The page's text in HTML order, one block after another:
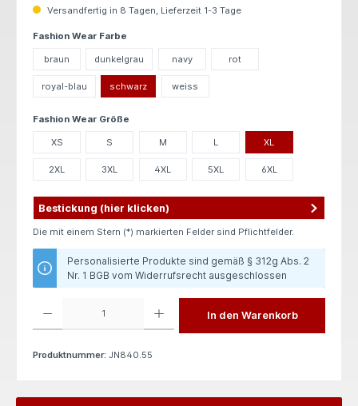
Versandfertig in 8 Tagen, Lieferzeit 1-3 Tage
Fashion Wear Farbe
braun dunkelgrau navy rot
royal-blau schwarz weiss
Fashion Wear Größe
XS S M L XL
2XL 3XL 4XL 5XL 6XL
Bestickung (hier klicken)
Die mit einem Stern (*) markierten Felder sind Pflichtfelder.
Personalisierte Produkte sind gemäß § 312g Abs. 2
Nr. 1 BGB vom Widerrufsrecht ausgeschlossen
In den Warenkorb
Produktnummer: JN840.55